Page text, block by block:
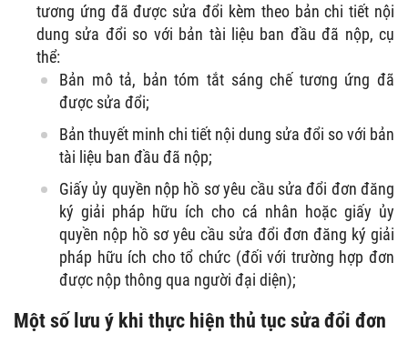
tương ứng đã được sửa đổi kèm theo bản chi tiết nội
dung sửa đổi so với bản tài liệu ban đầu đã nộp, cụ
thể:
Bản mô tả, bản tóm tắt sáng chế tương ứng đã
được sửa đổi;
Bản thuyết minh chi tiết nội dung sửa đổi so với bản
tài liệu ban đầu đã nộp;
Giấy ủy quyền nộp hồ sơ yêu cầu sửa đổi đơn đăng
ký giải pháp hữu ích cho cá nhân hoặc giấy ủy
quyền nộp hồ sơ yêu cầu sửa đổi đơn đăng ký giải
pháp hữu ích cho tổ chức (đối với trường hợp đơn
được nộp thông qua người đại diện);
Một số lưu ý khi thực hiện thủ tục sửa đổi đơn